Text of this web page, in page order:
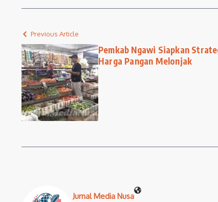
Previous Article
Pemkab Ngawi Siapkan
Harga Pangan Melonjak
Jurnal Media Nusa